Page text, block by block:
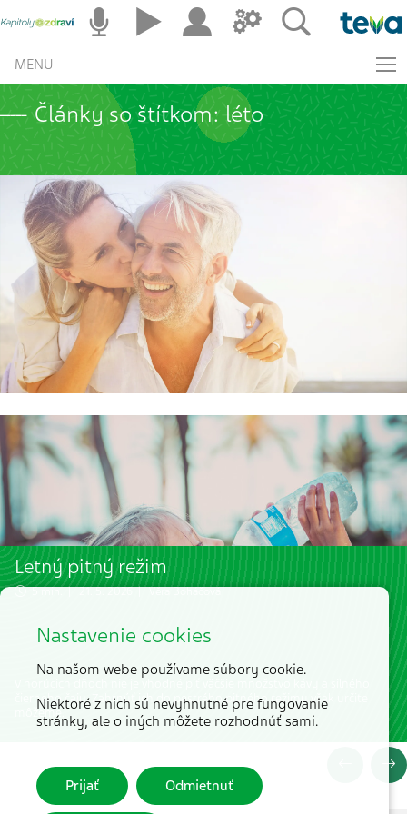
MENU
Články so štítkom: léto
Letný pitný režim
5 min. | 21. 5. 2026 |Věra Boháčová
čierneho čaju. Zahrnúť ich do pestrého pitného režimu však určite
môžeme.
Nastavenie cookies
Na našom webe používame súbory cookie.
Niektoré z nich sú nevyhnutné pre fungovanie
stránky, ale o iných môžete rozhodnúť sami.
Prijať Odmietnuť